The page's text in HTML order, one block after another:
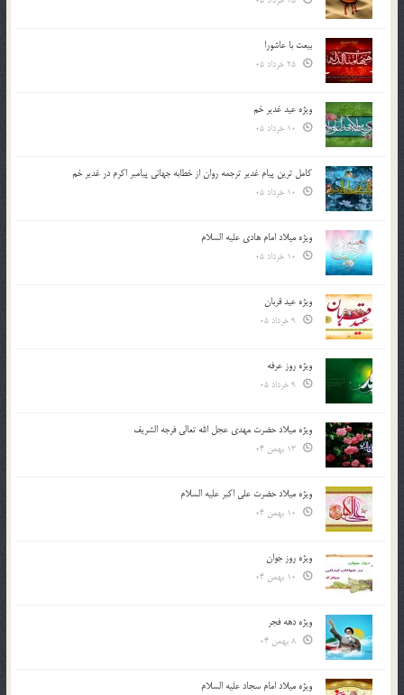
بیعت با عاشورا
ویژه عید غدیر خم
کامل ترین پیام غدیر ترجمه روان از خطابه جهانی پیامبر اکرم در غدیر خم
ویژه میلاد امام هادی علیه السلام
ویژه عید قربان
ویژه روز عرفه
ویژه میلاد حضرت مهدی عجل الله تعالی فرجه الشريف
ویژه میلاد حضرت علی اکبر علیه السلام
ویژه روز جوان
ویژه دهه فجر
ویژه میلاد امام سجاد علیه السلام